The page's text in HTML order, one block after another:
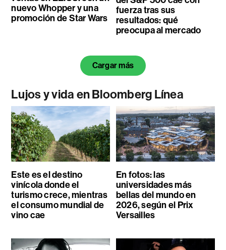
nuevo Whopper y una
promoción de Star Wars
fuerza tras sus
resultados: qué
preocupa al mercado
Cargar más
Lujos y vida en Bloomberg Línea
Este es el destino
vinícola donde el
turismo crece, mientras
el consumo mundial de
vino cae
En fotos: las
universidades más
bellas del mundo en
2026, según el Prix
Versailles